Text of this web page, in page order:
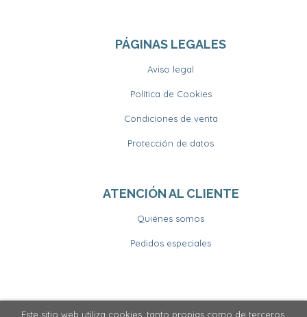
PÁGINAS LEGALES
Aviso legal
Política de Cookies
Condiciones de venta
Protección de datos
ATENCIÓN AL CLIENTE
Quiénes somos
Pedidos especiales
Este sitio web utiliza cookies, tanto propias como de terceros,